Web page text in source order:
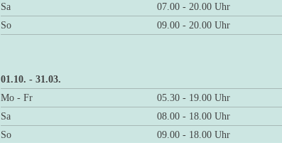
Sa
07.00 - 20.00 Uhr
So
09.00 - 20.00 Uhr
01.10. - 31.03.
Mo - Fr
05.30 - 19.00 Uhr
Sa
08.00 - 18.00 Uhr
So
09.00 - 18.00 Uhr